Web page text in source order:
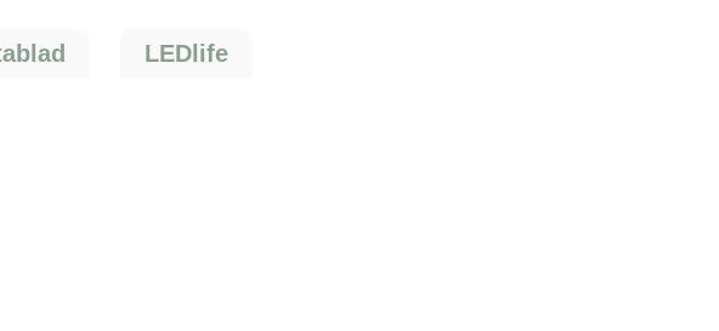
LEDlife